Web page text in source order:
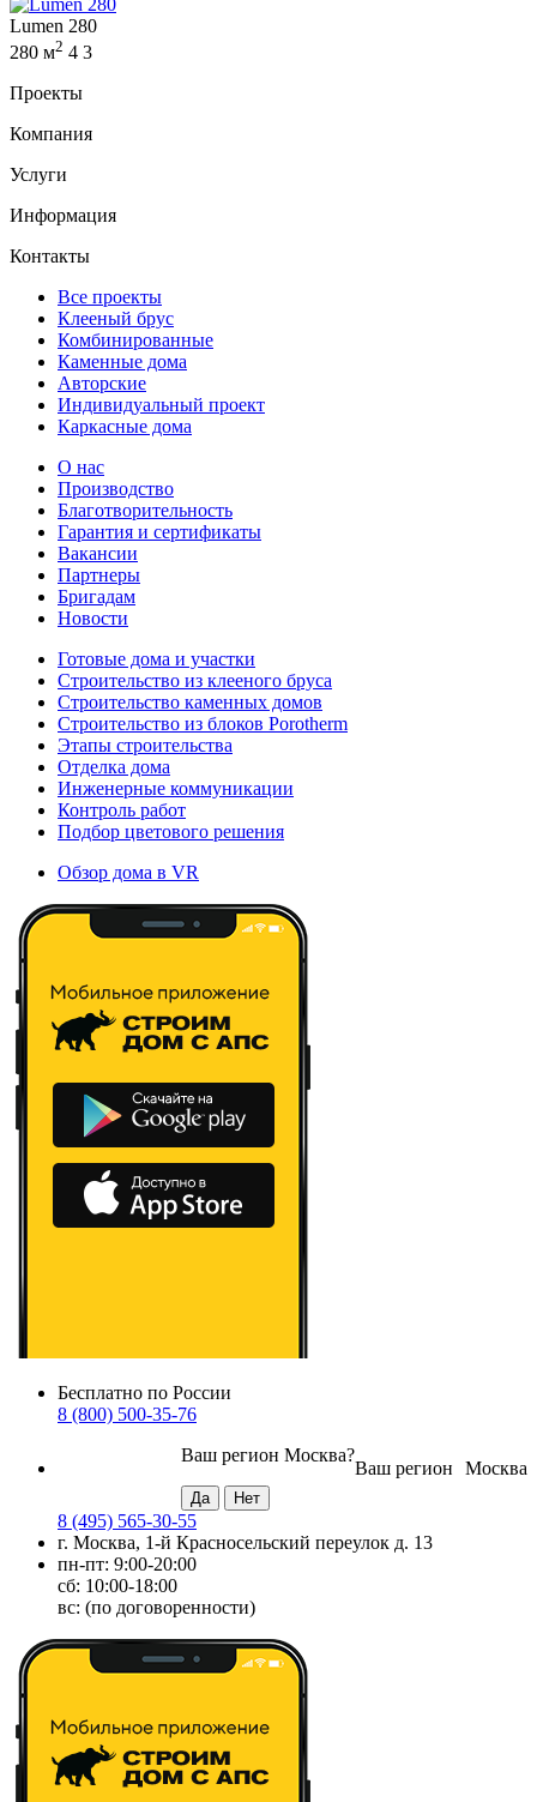
Lumen 280
280 м2 4 3
Проекты
Компания
Услуги
Информация
Контакты
Все проекты
Клееный брус
Комбинированные
Каменные дома
Авторские
Индивидуальный проект
Каркасные дома
О нас
Производство
Благотворительность
Гарантия и сертификаты
Вакансии
Партнеры
Бригадам
Новости
Готовые дома и участки
Строительство из клееного бруса
Строительство каменных домов
Строительство из блоков Porotherm
Этапы строительства
Отделка дома
Инженерные коммуникации
Контроль работ
Подбор цветового решения
Обзор дома в VR
Бесплатно по России
8 (800) 500-35-76
Москва
Ваш регион
Ваш регион Москва?
8 (495) 565-30-55
г. Москва, 1-й Красносельский переулок д. 13
пн-пт: 9:00-20:00
сб: 10:00-18:00
вс: (по договоренности)